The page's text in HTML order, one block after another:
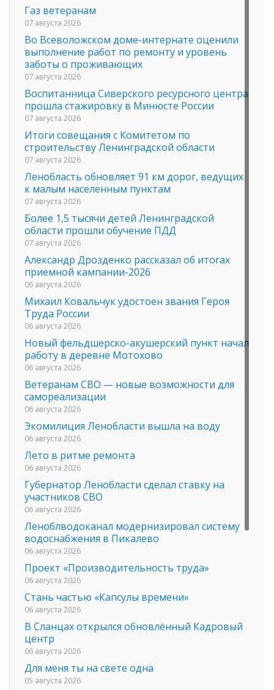
Газ ветеранам
07 августа 2026
Во Всеволожском доме-интернате оценили
выполнение работ по ремонту и уровень
заботы о проживающих
07 августа 2026
Воспитанница Сиверского ресурсного центра
прошла стажировку в Минюсте России
07 августа 2026
Итоги совещания с Комитетом по
строительству Ленинградской области
07 августа 2026
Ленобласть обновляет 91 км дорог, ведущих
к малым населенным пунктам
07 августа 2026
Более 1,5 тысячи детей Ленинградской
области прошли обучение ПДД
07 августа 2026
Александр Дрозденко рассказал об итогах
приемной кампании-2026
06 августа 2026
Михаил Ковальчук удостоен звания Героя
Труда России
06 августа 2026
Новый фельдшерско-акушерский пункт начал
работу в деревне Мотохово
06 августа 2026
Ветеранам СВО — новые возможности для
самореализации
06 августа 2026
Экомилиция Ленобласти вышла на воду
06 августа 2026
Лето в ритме ремонта
06 августа 2026
Губернатор Ленобласти сделал ставку на
участников СВО
06 августа 2026
Леноблводоканал модернизировал систему
водоснабжения в Пикалево
06 августа 2026
Проект «Производительность труда»
06 августа 2026
Стань частью «Капсулы времени»
06 августа 2026
В Сланцах открылся обновлённый Кадровый
центр
06 августа 2026
Для меня ты на свете одна
05 августа 2026